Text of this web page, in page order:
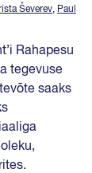
Ševerev, Paul
Rahapesu
tegevuse
saaks